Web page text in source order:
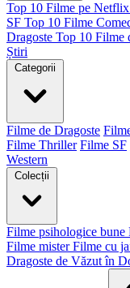
Top 10 Filme pe Netflix
SF Top 10 Filme
Dragoste Top 10 Filme
Știri
Categorii
Filme de Dragoste
Filme Thriller Filme SF
Western
Colecții
Filme psihologice bune
Filme mister Filme cu
Dragoste de Văzut în